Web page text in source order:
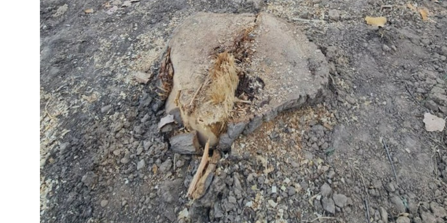
29-июн 2026, 10:29
Халқ билан очиқ мулоқот —
манфаатларига хизмат қилувчи
давлат бошқарувининг муҳим
25-июн 2026, 11:04
Электрон обуна: ҳуқуқий
тез ва қулай йўл
23-июн 2026, 10:05
Хусусий боғчада 5 ой ишлаб
чиқиш мумкинми?